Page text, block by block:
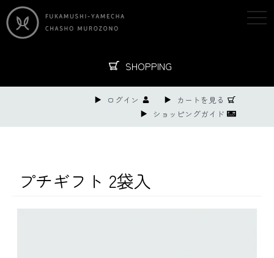
SHOPPING
ログイン
カートを見る
ショッピングガイド
プチギフト 2袋入